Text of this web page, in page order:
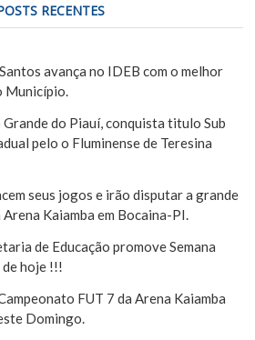
i
a
RECENTES
avança no IDEB com o melhor
Grande do Piauí, conquista titulo Sub
pelo o Fluminense de Teresina
seus jogos e irão disputar a grande
Kaiamba em Bocaina-PI.
de Educação promove Semana
hoje !!!
FUT 7 da Arena Kaiamba
Domingo.